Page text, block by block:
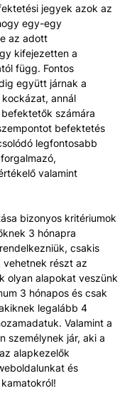
jegyek azok az
egy-egy
az adott
kifejezetten a
függ. Fontos
együtt járnak a
annál
számára
befektetés
legfontosabb
valamint
bizonyos kritériumok
3 hónapra
csakis
vehetnek részt az
olyan alapokat veszünk
3 hónapos és csak
legalább 4
Valamint a
személynek jár, aki a
alapkezelők
és